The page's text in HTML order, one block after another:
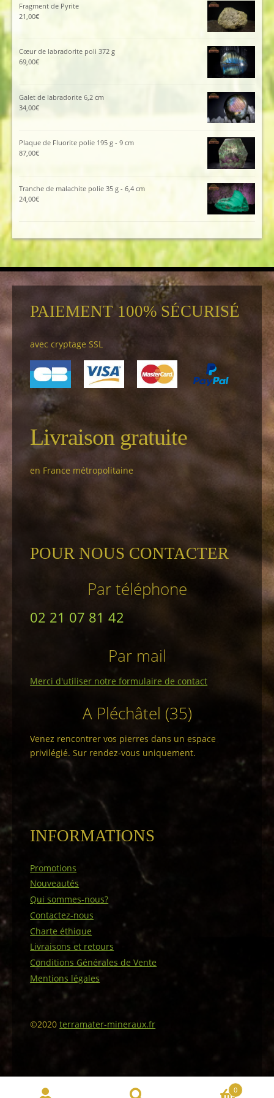
Fragment de Pyrite
21,00€
Cœur de labradorite poli 372 g
69,00€
Galet de labradorite 6,2 cm
34,00€
Plaque de Fluorite polie 195 g - 9 cm
87,00€
Tranche de malachite polie 35 g - 6,4 cm
24,00€
PAIEMENT 100% SÉCURISÉ
avec cryptage SSL
Livraison gratuite
en France métropolitaine
POUR NOUS CONTACTER
Par téléphone
02 21 07 81 42
Par mail
Merci d'utiliser notre formulaire de contact
A Pléchâtel (35)
Venez rencontrer vos pierres dans un espace
privilégié. Sur rendez-vous uniquement.
INFORMATIONS
Promotions
Nouveautés
Qui sommes-nous?
Contactez-nous
Charte éthique
Livraisons et retours
Conditions Générales de Vente
Mentions légales
©2020terramater-mineraux.fr
0